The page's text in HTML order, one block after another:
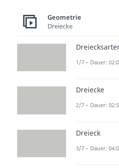
Hier
Blick:
Wie viele
Er hat
Die
gleich
Geometrie
Dreiecke
1/7 – Dauer:
Dreiecke
2/7 – Dauer:
Dreieck
3/7 – Dauer: